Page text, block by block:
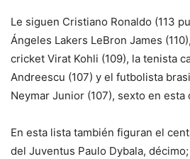
Le siguen Cristiano Ronaldo (113
Ángeles Lakers LeBron James
cricket Virat Kohli (109), la tenista
Andreescu (107) y el futbolista
Neymar Junior (107), sexto en esta
En esta lista también figuran el
del Juventus Paulo Dybala,